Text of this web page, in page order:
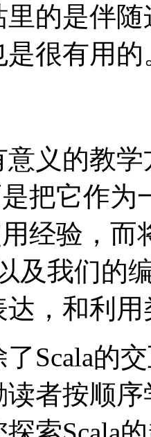
的是伴
很有用的
义的教
把它作
经验，
及我们的
，和利
Scala的
者按顺